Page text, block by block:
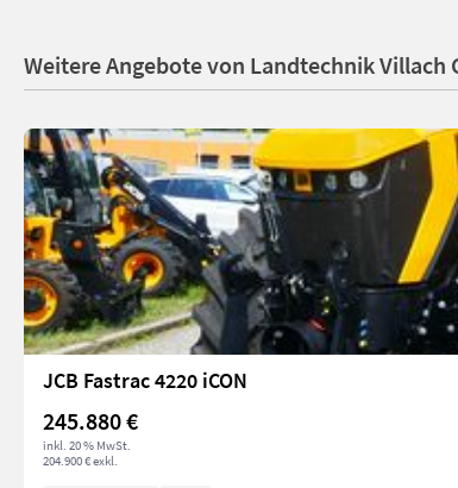
Weitere Angebote von Landtechnik Villach
JCB Fastrac 4220 iCON
245.880 €
inkl. 20 % MwSt.
204.900 € exkl.